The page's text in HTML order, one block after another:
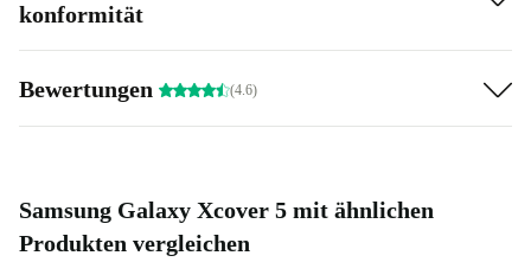
Mit einer 16-MP-Rückkamera und einer 5-MP-
Frontkamera nimmt das vollständig erneuerte Samsung
Galaxy Xcover 5 selbst bei schlechten Lichtverhältnissen
atemberaubende Fotos und Videos auf. Und mit den
Stufe heben.
konformität
Bewertungen (4.6)
Samsung Galaxy Xcover 5 mit ähnlichen
Produkten vergleichen